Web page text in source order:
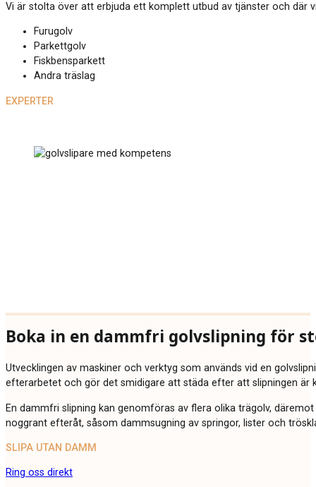
Vi är stolta över att erbjuda ett komplett utbud av tjänster och där
Furugolv
Parkettgolv
Fiskbensparkett
Andra träslag
EXPERTER
Boka in en dammfri golvslipning för
Utvecklingen av maskiner och verktyg som används vid en
efterarbetet och gör det smidigare att städa efter att slipningen är
En dammfri slipning kan genomföras av flera olika trägolv,
noggrant efteråt, såsom dammsugning av springor, lister och
SLIPA UTAN DAMM
Ring oss direkt